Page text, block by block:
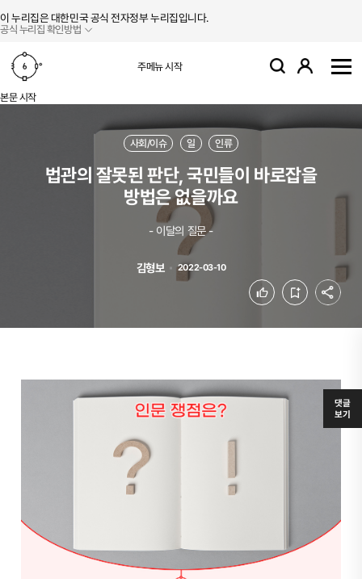
이 누리집은 대한민국 공식 전자정부 누리집입니다.
공식 누리집 확인방법
주메뉴 시작 검색 로그인
본문 시작
사회/이슈 일 인류
법관의 잘못된 판단, 국민들이 바로잡을
방법은 없을까요
- 이달의 질문 -
김형보 2022-03-10
공유
좋아요 북마크
댓글
보기